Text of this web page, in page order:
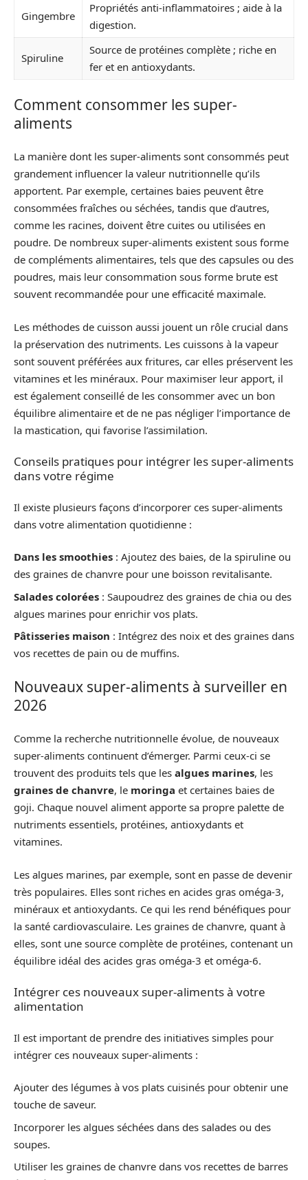
Gingembre
Propriétés anti-inflammatoires ; aide à la
digestion.
Spiruline
Source de protéines complète ; riche en
fer et en antioxydants.
Comment consommer les super-
aliments
La manière dont les super-aliments sont consommés peut
grandement influencer la valeur nutritionnelle qu’ils
apportent. Par exemple, certaines baies peuvent être
consommées fraîches ou séchées, tandis que d’autres,
comme les racines, doivent être cuites ou utilisées en
poudre. De nombreux super-aliments existent sous forme
de compléments alimentaires, tels que des capsules ou des
poudres, mais leur consommation sous forme brute est
souvent recommandée pour une efficacité maximale.
Les méthodes de cuisson aussi jouent un rôle crucial dans
la préservation des nutriments. Les cuissons à la vapeur
sont souvent préférées aux fritures, car elles préservent les
vitamines et les minéraux. Pour maximiser leur apport, il
est également conseillé de les consommer avec un bon
équilibre alimentaire et de ne pas négliger l’importance de
la mastication, qui favorise l’assimilation.
Conseils pratiques pour intégrer les super-aliments
dans votre régime
Il existe plusieurs façons d’incorporer ces super-aliments
dans votre alimentation quotidienne :
Dans les smoothies : Ajoutez des baies, de la spiruline ou
des graines de chanvre pour une boisson revitalisante.
Salades colorées : Saupoudrez des graines de chia ou des
algues marines pour enrichir vos plats.
Pâtisseries maison : Intégrez des noix et des graines dans
vos recettes de pain ou de muffins.
Nouveaux super-aliments à surveiller en
2026
Comme la recherche nutritionnelle évolue, de nouveaux
super-aliments continuent d’émerger. Parmi ceux-ci se
trouvent des produits tels que les algues marines, les
graines de chanvre, le moringa et certaines baies de
goji. Chaque nouvel aliment apporte sa propre palette de
nutriments essentiels, protéines, antioxydants et
vitamines.
Les algues marines, par exemple, sont en passe de devenir
très populaires. Elles sont riches en acides gras oméga-3,
minéraux et antioxydants. Ce qui les rend bénéfiques pour
la santé cardiovasculaire. Les graines de chanvre, quant à
elles, sont une source complète de protéines, contenant un
équilibre idéal des acides gras oméga-3 et oméga-6.
Intégrer ces nouveaux super-aliments à votre
alimentation
Il est important de prendre des initiatives simples pour
intégrer ces nouveaux super-aliments :
Ajouter des légumes à vos plats cuisinés pour obtenir une
touche de saveur.
Incorporer les algues séchées dans des salades ou des
soupes.
Utiliser les graines de chanvre dans vos recettes de barres